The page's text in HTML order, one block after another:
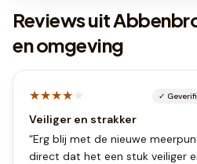
Reviews uit
en omgeving
★★★★★ ✓
Veiliger en strakker
“Erg blij met de nieuwe
direct dat het een stuk veiliger